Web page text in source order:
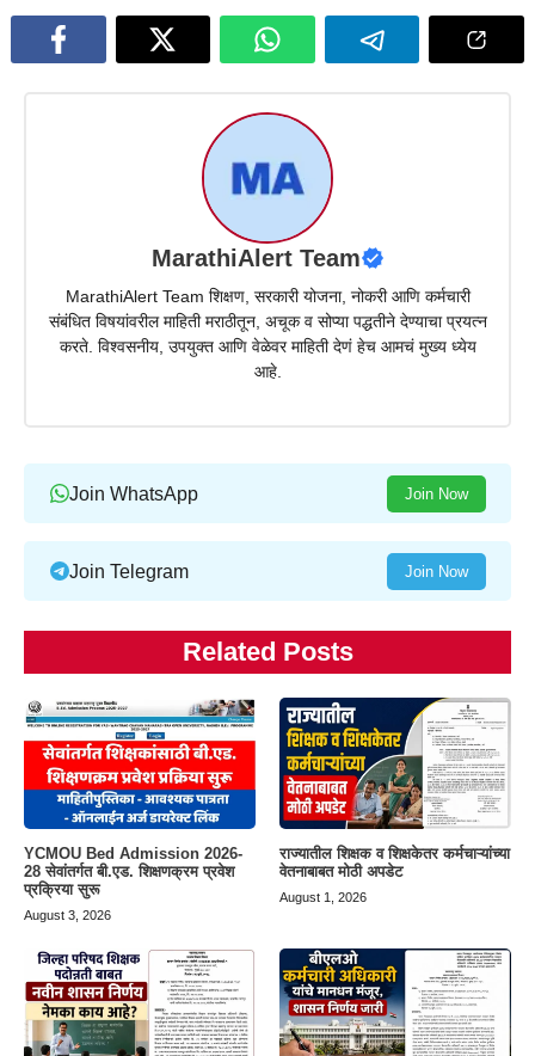
MarathiAlert Team
MarathiAlert Team शिक्षण, सरकारी योजना, नोकरी आणि कर्मचारी
संबंधित विषयांवरील माहिती मराठीतून, अचूक व सोप्या पद्धतीने देण्याचा प्रयत्न
करते. विश्वसनीय, उपयुक्त आणि वेळेवर माहिती देणं हेच आमचं मुख्य ध्येय
आहे.
Join WhatsApp Join Now
Join Telegram Join Now
Related Posts
YCMOU Bed Admission 2026-
28 सेवांतर्गत बी.एड. शिक्षणक्रम प्रवेश
प्रक्रिया सुरू
August 3, 2026
राज्यातील शिक्षक व शिक्षकेतर कर्मचाऱ्यांच्या
वेतनाबाबत मोठी अपडेट
August 1, 2026